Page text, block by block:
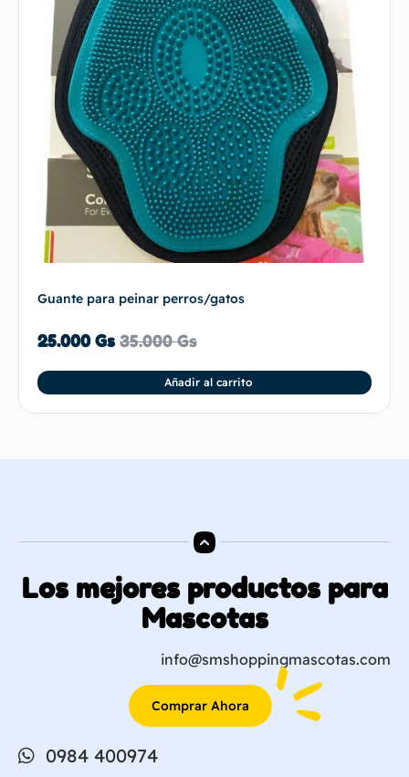
Guante para peinar perros/gatos
35.000Gs
25.000Gs
Añadir al carrito
Los mejores productos para
Mascotas
info@smshoppingmascotas.com
Comprar Ahora
0984 400974